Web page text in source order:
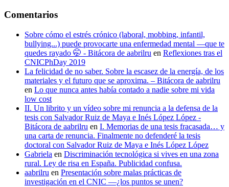
Comentarios
Sobre cómo el estrés crónico (laboral, mobbing, infantil,
bullying...) puede provocarte una enfermedad mental —que te
quedes rayado 🤭 - Bitácora de aabrilru en Reflexiones tras el
CNICPhDay 2019
La felicidad de no saber. Sobre la escasez de la energía, de los
materiales y el futuro que se aproxima. – Bitácora de aabrilru
en Lo que nunca antes había contado a nadie sobre mi vida
low cost
II. Un librito y un vídeo sobre mi renuncia a la defensa de la
tesis con Salvador Ruiz de Maya e Inés López López -
Bitácora de aabrilru en I. Memorias de una tesis fracasada… y
una carta de renuncia. Finalmente no defenderé la tesis
doctoral con Salvador Ruiz de Maya e Inés López López
Gabriela en Discriminación tecnológica si vives en una zona
rural. Ley de risa en España. Publicidad confusa.
aabrilru en Presentación sobre malas prácticas de
investigación en el CNIC —¿los puntos se unen?